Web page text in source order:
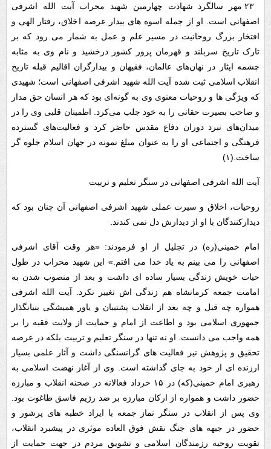
۲۳ مهر سالگرد شهادت چهارمین شهید محراب آیت الله اشرفی
اصفهانی است. او از جمله اسوه های بیدار عرصه اخلاق، رفتار الهی و
افتخار بزرگ روحانیت در مسیر علم و عمل به شمار می رود که بر
تارک تاریخ سربلند و قهرمان پرور کشور درخشید و نام وی به مثابه
چشمه ایثار در نهان‌های عالمان، فقیهان و بیدارگران اقالیم قبله تاریخ
انقلاب اسلامی ثبت شده آیت الله شهید اشرفی اصفهانی است؛ شهیدی
که ویژگی ها و روحیات معنوی وی به گونه‌ای بود که هر انسان حق مدار
و صاحب بصیرت حقانی را به خود جلب می‌کرد. اطمینان قلبی وی را در
میدان‌های نبرد دوران دفاع مقدس حاضر کرد و فعالیت‌های گسترده
فرهنگی و اجتماعی او را به عنوان مبلغ نمونه در جهان اسلام جلوه گر
ساخت.(۱)
آیت الله اشرفی اصفهانی در سنگر تعلیم و تربیت
روحیات، اخلاق و سیرت عملی شهید اشرفی اصفهانی آن چنان بود که
دیدارکنندگان با او از دیدارش دل نمی کندند.
امام خمینی(ره) در تجلیل از او فرمودند: «هر وقت آقای اشرفی
اصفهانی را می بینم به یاد خدا می افتم.» این شهید محراب در طول
حیات خویش زندگی بسیار ساده ای داشت و بعد از منصوب شدن به
امامت جمعه کرمانشاه هم زندگی اش تغییر نکرد. آیت الله اشرفی
همواره چه قبل و چه بعد از انقلاب پشتیبان و یاور همیشگی بنیانگذار
جمهوری اسلامی بود و اطاعت از امام و حمایت از ولایت فقیه را بر
همه واجب می دانست. او نه تنها در سنگر تعلیم و تربیت بلکه در عرصه
تحقیق و پژوهش نیز فعالیت های گرانسنگی داشت و آثار علمی بسیار
ارزنده ای از خود به جای گذاشته است. وی از آغاز نهضت اسلامی به
رهبری امام خمینی(که) در ۱۵ خرداد فعالانه در صحنه انقلاب و مبارزه
حضور داشت و همواره از ارکان مبارزه بر ضد رژیم فاسق طاغوت بود.
وی پس از انقلاب در سنگر نماز جمعه با ایراد خطبه های پرشور و
حضور در جبهه های جنگ نقش فوق العاده موثری در پیشبرد انقلاب،
تقویت روحیه رزمندگان اسلامی و تشویق مردم در جهت حمایت از